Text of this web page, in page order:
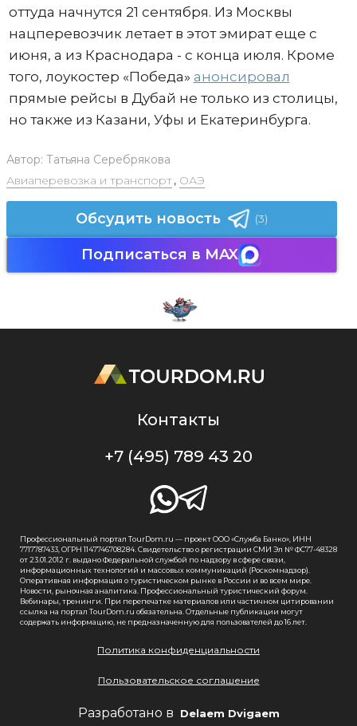
оттуда начнутся 21 сентября. Из Москвы
нацперевозчик летает в этот эмират еще с
июня, а из Краснодара - с конца июля. Кроме
того, лоукостер «Победа» анонсировал
прямые рейсы в Дубай не только из столицы,
но также из Казани, Уфы и Екатеринбурга.
Автор: Татьяна Серебрякова
Авиаперевозка и транспорт, ОАЭ
Обсудить новость (3)
Подписаться в MAX
Контакты
+7 (495) 789 43 20
Профессиональный портал TourDom.ru — проект ООО «Служба Банко», ИНН
7717787433, ОГРН 1147746708284. Свидетельство о регистрации СМИ Эл № ФС77-48328
от 23.01.2012 г. выдано Федеральной службой по надзору в сфере связи,
информационных технологий и массовых коммуникаций (Роскомнадзор).
Оперативная информация о туристическом рынке в России и во всем мире.
Новости, рыночная аналитика. Профессиональный туристический форум.
Вебинары, тренинги. При перепечатке материалов или частичном цитировании
ссылка на портал TourDom.ru обязательна. Отдельные публикации могут
содержать информацию, не предназначенную для пользователей до 16 лет.
Политика конфиденциальности
Пользовательское соглашение
Разработано в Delaem Dvigaem